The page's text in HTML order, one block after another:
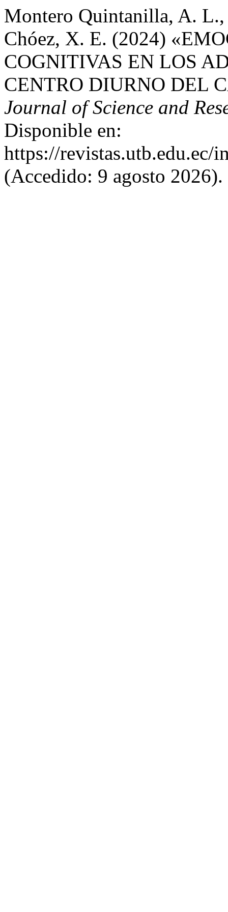
Montero Quintanilla, A. L.,
Chóez, X. E. (2024)
COGNITIVAS EN LOS
CENTRO DIURNO DEL
Journal of Science and
Disponible en:
https://revistas.utb.edu.ec/
(Accedido: 9 agosto 2026).